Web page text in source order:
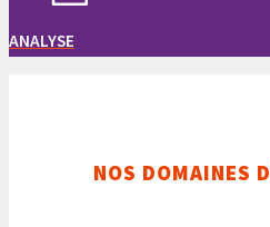
ANALYSE
NOS DOMAINES